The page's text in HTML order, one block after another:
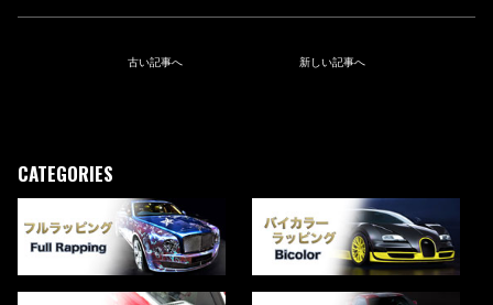
古い記事へ 新しい記事へ
CATEGORIES